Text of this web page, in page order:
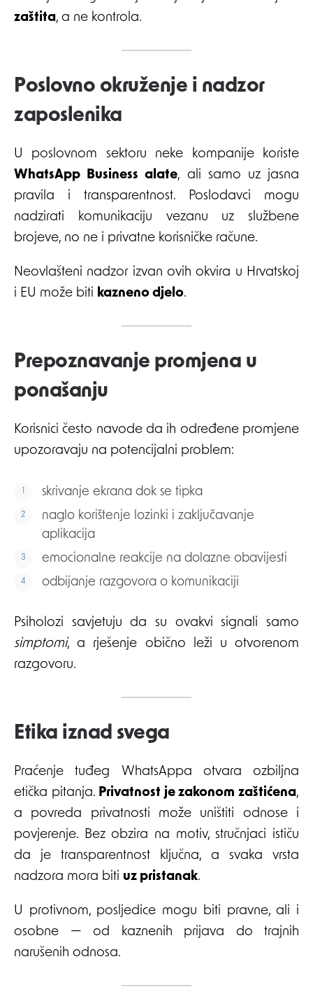
zaštita, a ne kontrola.
Poslovno okruženje i nadzor
zaposlenika
U poslovnom sektoru neke kompanije koriste
WhatsApp Business alate, ali samo uz jasna
pravila i transparentnost. Poslodavci mogu
nadzirati komunikaciju vezanu uz službene
brojeve, no ne i privatne korisničke račune.
Neovlašteni nadzor izvan ovih okvira u Hrvatskoj
i EU može biti kazneno djelo.
Prepoznavanje promjena u
ponašanju
Korisnici često navode da ih određene promjene
upozoravaju na potencijalni problem:
skrivanje ekrana dok se tipka
naglo korištenje lozinki i zaključavanje
aplikacija
emocionalne reakcije na dolazne obavijesti
odbijanje razgovora o komunikaciji
Psiholozi savjetuju da su ovakvi signali samo
simptomi, a rješenje obično leži u otvorenom
razgovoru.
Etika iznad svega
Praćenje tuđeg WhatsAppa otvara ozbiljna
etička pitanja. Privatnost je zakonom zaštićena,
a povreda privatnosti može uništiti odnose i
povjerenje. Bez obzira na motiv, stručnjaci ističu
da je transparentnost ključna, a svaka vrsta
nadzora mora biti uz pristanak.
U protivnom, posljedice mogu biti pravne, ali i
osobne — od kaznenih prijava do trajnih
narušenih odnosa.